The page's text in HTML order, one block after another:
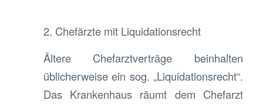
2. Chefärzte mit Liquidationsrecht
Ältere Chefarztverträge beinhalten
üblicherweise ein sog. „Liquidationsrecht“.
Das Krankenhaus räumt dem Chefarzt